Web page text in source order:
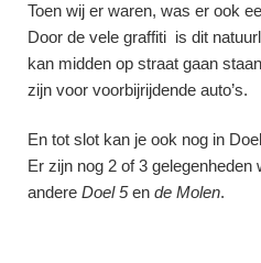
Toen wij er waren, was er ook
Door de vele graffiti is dit
kan midden op straat gaan
zijn voor voorbijrijdende auto’s.
En tot slot kan je ook nog in
Er zijn nog 2 of 3
andere Doel 5en de Molen.